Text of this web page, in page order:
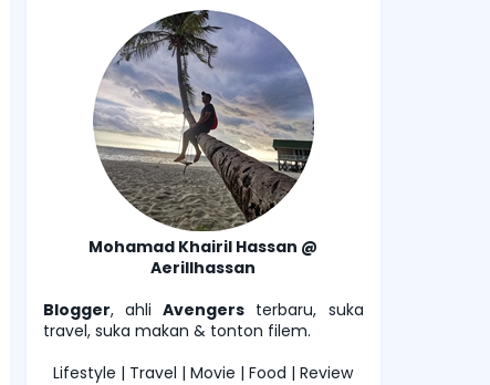
Mohamad Khairil Hassan @
Aerillhassan
Blogger, ahli Avengers terbaru, suka
travel, suka makan & tonton filem.
Lifestyle | Travel | Movie | Food | Review